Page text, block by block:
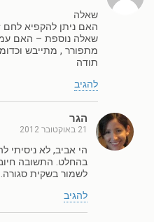
שאלה
האם ניתן להקפיא
שאלה נוספת – האם
מתפורר , מתייבש
תודה
להגיב
הגר
21 באוקטובר 2012
הי אביב, לא ניסיתי
בהחלט. התשובה
לשמור בשקית סגורה.
להגיב